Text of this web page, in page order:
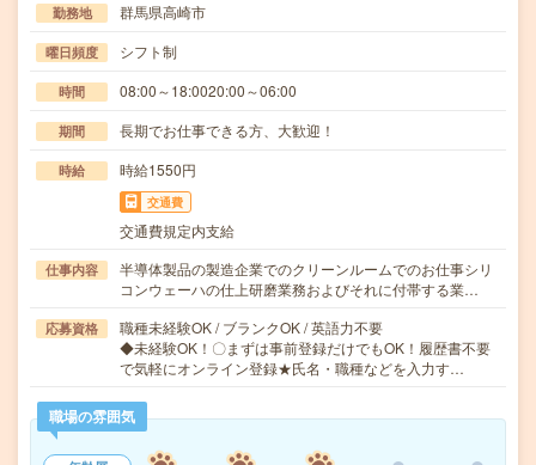
勤務地 群馬県高崎市
曜日頻度 シフト制
時間 08:00～18:0020:00～06:00
期間 長期でお仕事できる方、大歓迎！
時給 時給1550円
交通費
交通費規定内支給
仕事内容
半導体製品の製造企業でのクリーンルームでのお仕事シリ
コンウェーハの仕上研磨業務およびそれに付帯する業…
応募資格
職種未経験OK / ブランクOK / 英語力不要
◆未経験OK！〇まずは事前登録だけでもOK！履歴書不要
で気軽にオンライン登録★氏名・職種などを入力す…
職場の雰囲気